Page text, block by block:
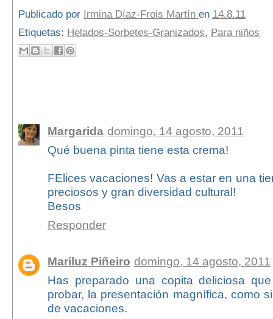
Publicado por Irmina Díaz-Frois Martín en 14.8.11
Etiquetas: Helados-Sorbetes-Granizados, Para niños
Margarida domingo, 14 agosto, 2011
Qué buena pinta tiene esta crema!
FElices vacaciones! Vas a estar en una
preciosos y gran diversidad cultural!
Besos
Responder
Mariluz Piñeiro domingo, 14 agosto, 2011
Has preparado una copita deliciosa
probar, la presentación magnífica, como
de vacaciones.